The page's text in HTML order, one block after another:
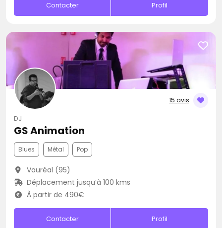
Contacter Profil
15 avis
DJ
GS Animation
Blues Métal Pop
Vauréal (95)
Déplacement jusqu’à 100 kms
À partir de 490€
Contacter Profil